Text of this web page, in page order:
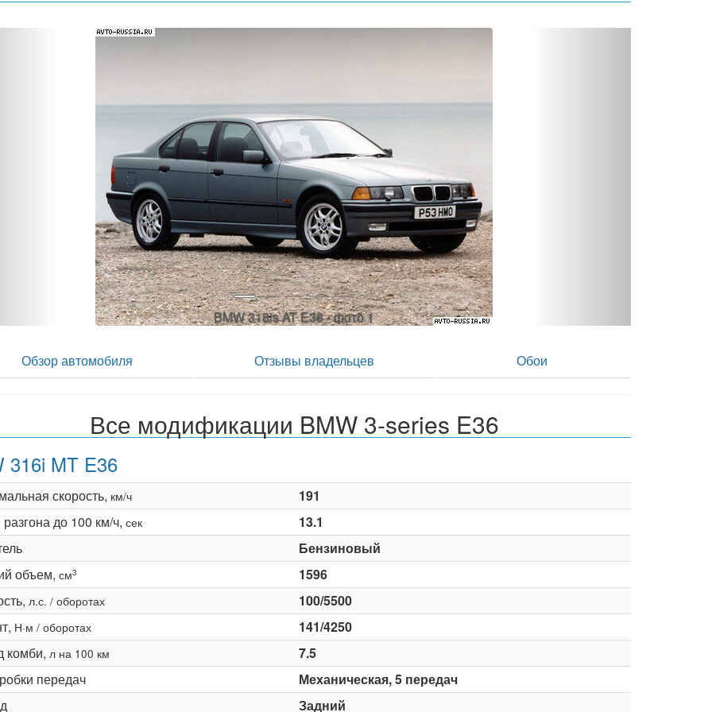
BMW 318is AT E36 - фото 2
Обзор автомобиля Отзывы владельцев Обои
Все модификации BMW 3-series E36
316i MT E36
скорость, км/ч
191
до 100 км/ч, сек
13.1
Бензиновый
объем, см3
1596
л.с. / оборотах
100/5500
Н·м / оборотах
141/4250
комби, л на 100 км
7.5
передач
Механическая, 5 передач
Задний